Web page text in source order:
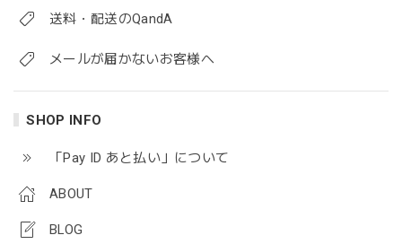
送料・配送のQandA
メールが届かないお客様へ
SHOP INFO
「Pay ID あと払い」について
ABOUT
BLOG